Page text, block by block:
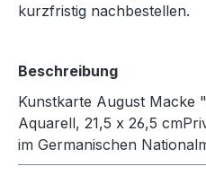
kurzfristig nachbestellen.
Beschreibung
Kunstkarte August Macke
Aquarell, 21,5 x 26,5
im Germanischen